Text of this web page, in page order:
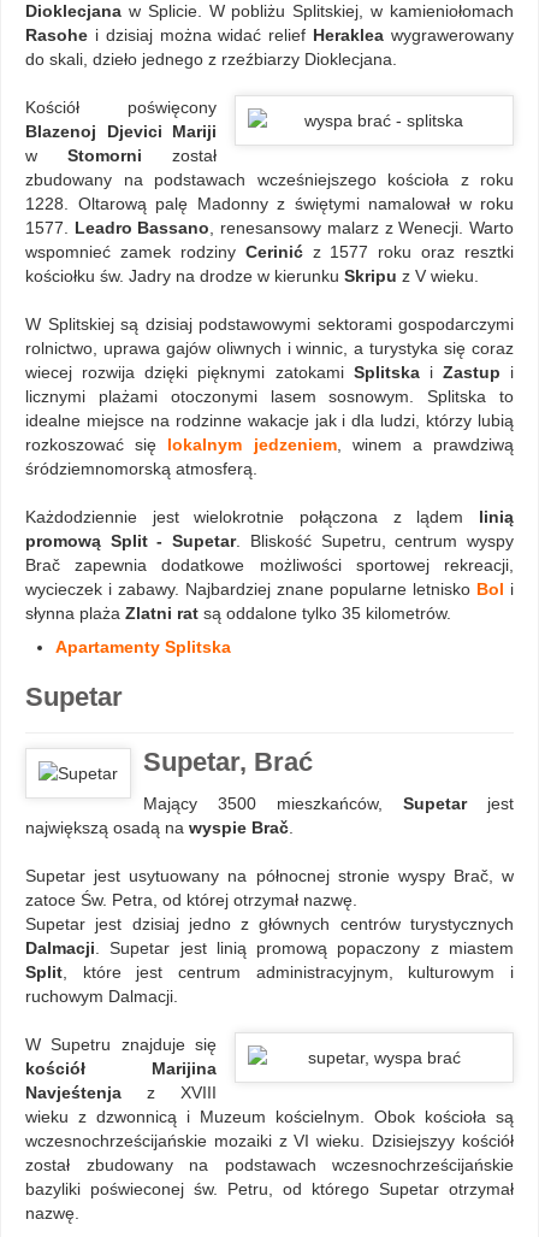
Dioklecjana w Splicie. W pobliżu Splitskiej, w kamieniołomach
Rasohe i dzisiaj można widać relief Herakleawygrawerowany
do skali, dzieło jednego z rzeźbiarzy Dioklecjana.
Kościół poświęcony
Blazenoj Djevici Mariji
w Stomorni został
zbudowany na podstawach wcześniejszego kościoła z roku
1228. Oltarową palę Madonny z świętymi namalował w roku
1577. Leadro Bassano , renesansowy malarz z Wenecji. Warto
wspomnieć zamek rodziny Cerinić z 1577 roku oraz resztki
kościołku św. Jadry na drodze w kierunku Skripu z V wieku.
W Splitskiej są dzisiaj podstawowymi sektorami gospodarczymi
rolnictwo, uprawa gajów oliwnych i winnic, a turystyka się coraz
wiecej rozwija dzięki pięknymi zatokami Splitska i Zastup i
licznymi plażami otoczonymi lasem sosnowym. Splitska to
idealne miejsce na rodzinne wakacje jak i dla ludzi, którzy lubią
rozkoszować się lokalnym jedzeniem, winem a prawdziwą
śródziemnomorską atmosferą.
Każdodziennie jest wielokrotnie połączona z lądem linią
promową Split - Supetar. Bliskość Supetru, centrum wyspy
Brač zapewnia dodatkowe możliwości sportowej rekreacji,
wycieczek i zabawy. Najbardziej znane popularne letnisko Bol i
słynna plaża Zlatni rat są oddalone tylko 35 kilometrów.
Apartamenty Splitska
Supetar
Supetar, Brać
Mający 3500 mieszkańców, Supetarjest
największą osadą na wyspie Brač
Supetar jest usytuowany na północnej stronie wyspy Brač, w
zatoce Św. Petra, od której otrzymał nazwę.
Supetar jest dzisiaj jedno z głównych centrów turystycznych
Dalmacji . Supetar jest linią promową popaczony z miastem
Split , które jest centrum administracyjnym, kulturowym i
ruchowym Dalmacji.
W Supetru znajduje się
kościół Marijina
Navjeśtenja z XVIII
wieku z dzwonnicą i Muzeum kościelnym. Obok kościoła są
wczesnochrześcijańskie mozaiki z VI wieku. Dzisiejszyy kościół
został zbudowany na podstawach wczesnochrześcijańskie
bazyliki poświeconej św. Petru, od którego Supetar otrzymał
nazwę.